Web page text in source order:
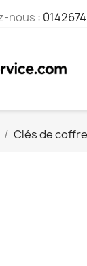
nous :
Clés de